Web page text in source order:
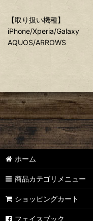
【取り扱い機種】
iPhone/Xperia/Galaxy
AQUOS/ARROWS
ホーム
商品カテゴリメニュー
ショッピングカート
フェイスブック